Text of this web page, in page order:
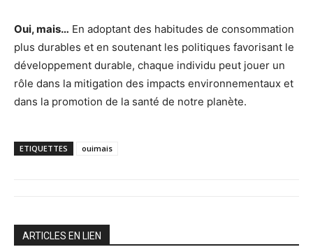
Oui, mais… En adoptant des habitudes de consommation
plus durables et en soutenant les politiques favorisant le
développement durable, chaque individu peut jouer un
rôle dans la mitigation des impacts environnementaux et
dans la promotion de la santé de notre planète.
ETIQUETTES ouimais
ARTICLES EN LIEN